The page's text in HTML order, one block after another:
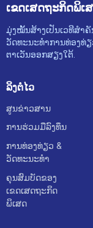
ເຂດເສດຖະກິດພິ
ມຸ່ງໝັ້ນສ້າງເປັນເວທີສຳ
ວັດທະນະທຳການທ່ອງທ່
ຕາເວັນອອກສຽງໃຕ້.
ລິງຕໍ່ໄວ
ສູນຂ່າວສານ
ການຮ່ວມມືລົງທຶນ
ການທ່ອງທ່ຽວ &
ວັດທະນະທຳ
ຄຸນສົມບັດຂອງ
ເຂດເສດຖະກິດ
ພິເສດ